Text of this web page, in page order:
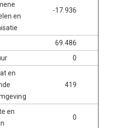
en
-17.936
69.486
0
en
419
en
0